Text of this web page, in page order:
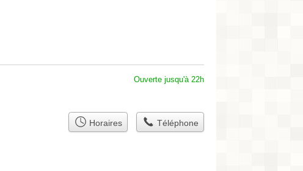
Ouverte jusqu'à 22h
Horaires Téléphone